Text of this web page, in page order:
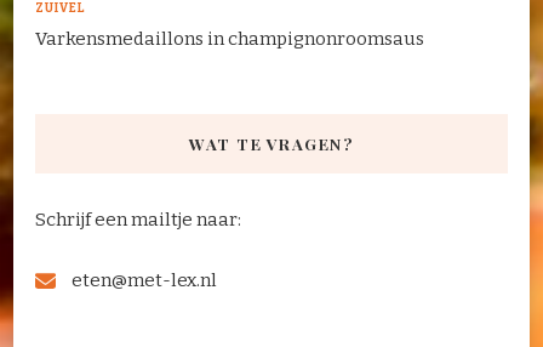
ZUIVEL
Varkensmedaillons in champignonroomsaus
WAT TE VRAGEN?
Schrijf een mailtje naar:
eten@met-lex.nl